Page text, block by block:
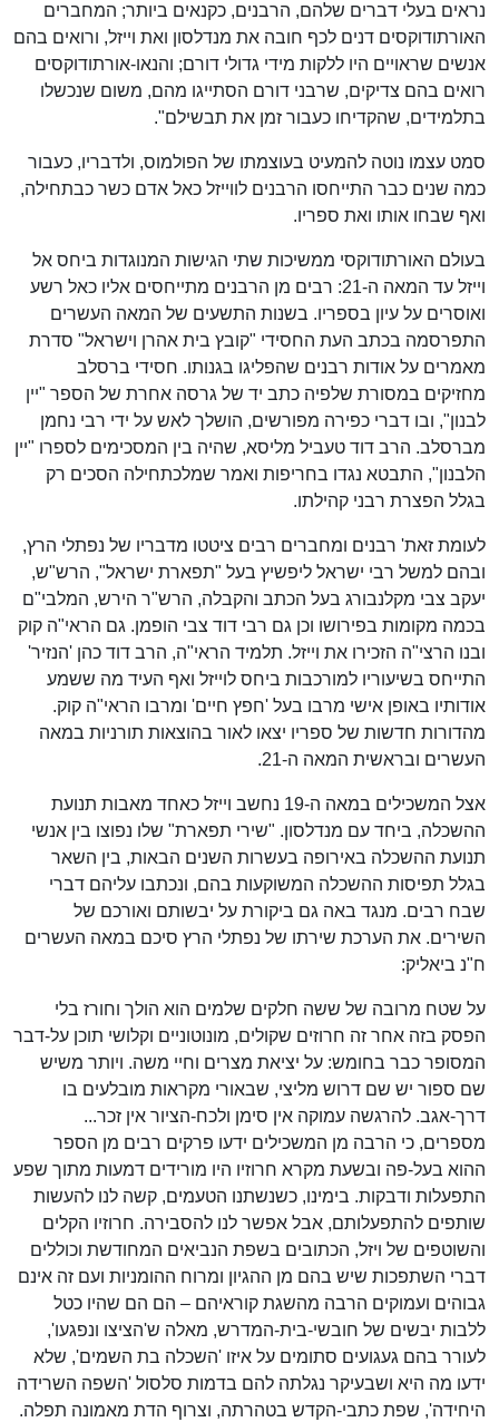
נראים בעלי דברים שלהם, הרבנים, כקנאים ביותר; המחברים
האורתודוקסים דנים לכף חובה את מנדלסון ואת וייזל, ורואים בהם
אנשים שראויים היו ללקות מידי גדולי דורם; והנאו-אורתודוקסים
רואים בהם צדיקים, שרבני דורם הסתייגו מהם, משום שנכשלו
בתלמידים, שהקדיחו כעבור זמן את תבשילם".
סמט עצמו נוטה להמעיט בעוצמתו של הפולמוס, ולדבריו, כעבור
כמה שנים כבר התייחסו הרבנים לווייזל כאל אדם כשר כבתחילה,
ואף שבחו אותו ואת ספריו.
בעולם האורתודוקסי ממשיכות שתי הגישות המנוגדות ביחס אל
וייזל עד המאה ה-21: רבים מן הרבנים מתייחסים אליו כאל רשע
ואוסרים על עיון בספריו. בשנות התשעים של המאה העשרים
התפרסמה בכתב העת החסידי "קובץ בית אהרן וישראל" סדרת
מאמרים על אודות רבנים שהפליגו בגנותו. חסידי ברסלב
מחזיקים במסורת שלפיה כתב יד של גרסה אחרת של הספר "יין
לבנון", ובו דברי כפירה מפורשים, הושלך לאש על ידי רבי נחמן
מברסלב. הרב דוד טעביל מליסא, שהיה בין המסכימים לספרו "יין
הלבנון", התבטא נגדו בחריפות ואמר שמלכתחילה הסכים רק
בגלל הפצרת רבני קהילתו.
לעומת זאת' רבנים ומחברים רבים ציטטו מדבריו של נפתלי הרץ,
ובהם למשל רבי ישראל ליפשיץ בעל "תפארת ישראל", הרש"ש,
יעקב צבי מקלנבורג בעל הכתב והקבלה, הרש"ר הירש, המלבי"ם
בכמה מקומות בפירושו וכן גם רבי דוד צבי הופמן. גם הראי"ה קוק
ובנו הרצי"ה הזכירו את וייזל. תלמיד הראי"ה, הרב דוד כהן 'הנזיר'
התייחס בשיעוריו למורכבות ביחס לוייזל ואף העיד מה ששמע
אודותיו באופן אישי מרבו בעל 'חפץ חיים' ומרבו הראי"ה קוק.
מהדורות חדשות של ספריו יצאו לאור בהוצאות תורניות במאה
העשרים ובראשית המאה ה-21.
אצל המשכילים במאה ה-19 נחשב וייזל כאחד מאבות תנועת
ההשכלה, ביחד עם מנדלסון. "שירי תפארת" שלו נפוצו בין אנשי
תנועת ההשכלה באירופה בעשרות השנים הבאות, בין השאר
בגלל תפיסות ההשכלה המשוקעות בהם, ונכתבו עליהם דברי
שבח רבים. מנגד באה גם ביקורת על יבשותם ואורכם של
השירים. את הערכת שירתו של נפתלי הרץ סיכם במאה העשרים
ח"נ ביאליק:
על שטח מרובה של ששה חלקים שלמים הוא הולך וחורז בלי
הפסק בזה אחר זה חרוזים שקולים, מונוטוניים וקלושי תוכן על-דבר
המסופר כבר בחומש: על יציאת מצרים וחיי משה. ויותר משיש
שם ספור יש שם דרוש מליצי, שבאורי מקראות מובלעים בו
דרך-אגב. להרגשה עמוקה אין סימן ולכח-הציור אין זכר...
מספרים, כי הרבה מן המשכילים ידעו פרקים רבים מן הספר
ההוא בעל-פה ובשעת מקרא חרוזיו היו מורידים דמעות מתוך שפע
התפעלות ודבקות. בימינו, כשנשתנו הטעמים, קשה לנו להעשות
שותפים להתפעלותם, אבל אפשר לנו להסבירה. חרוזיו הקלים
והשוטפים של ויזל, הכתובים בשפת הנביאים המחודשת וכוללים
דברי השתפכות שיש בהם מן ההגיון ומרוח ההומניות ועם זה אינם
גבוהים ועמוקים הרבה מהשגת קוראיהם – הם הם שהיו כטל
ללבות יבשים של חובשי-בית-המדרש, מאלה ש'הציצו ונפגעו',
לעורר בהם געגועים סתומים על איזו 'השכלה בת השמים', שלא
ידעו מה היא ושבעיקר נגלתה להם בדמות סלסול 'השפה השרידה
היחידה', שפת כתבי-הקדש בטהרתה, וצרוף הדת מאמונה תפלה.